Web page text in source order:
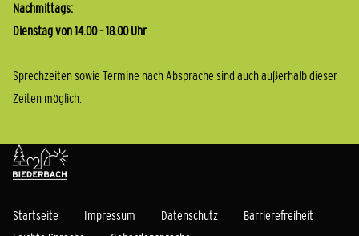
Nachmittags:
Dienstag von 14.00 – 18.00 Uhr
Sprechzeiten sowie Termine nach Absprache sind auch außerhalb dieser
Zeiten möglich.
Startseite Impressum Datenschutz
Barrierefreiheit